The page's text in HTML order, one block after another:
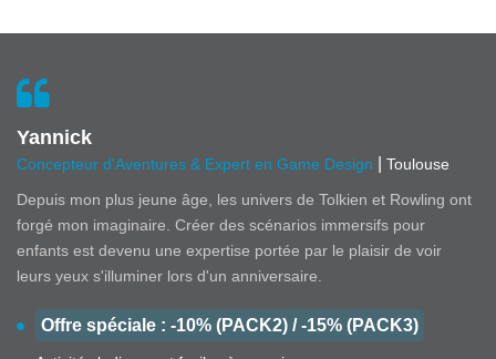
Yannick
Concepteur d'Aventures & Expert en Game Design
Toulouse
Depuis mon plus jeune âge, les univers de Tolkien et Rowling ont
forgé mon imaginaire. Créer des scénarios immersifs pour
enfants est devenu une expertise portée par le plaisir de voir
leurs yeux s'illuminer lors d'un anniversaire.
Offre spéciale : -10% (PACK2) / -15% (PACK3)